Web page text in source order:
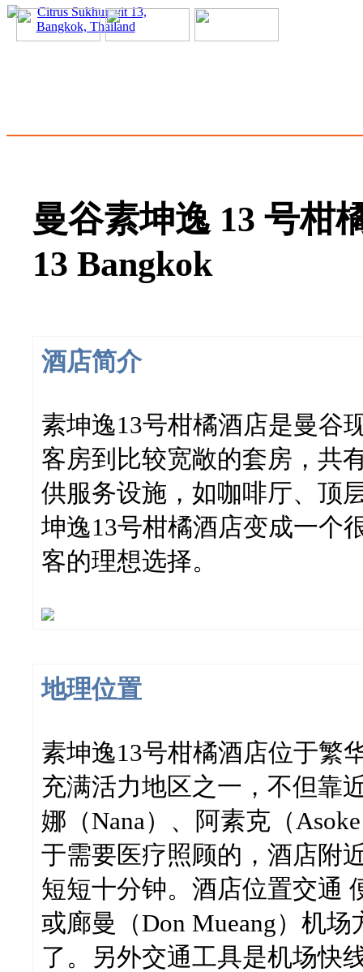
曼谷素坤逸 13 号柑
13 Bangkok
酒店简介
素坤逸13号柑橘酒店是曼谷
客房到比较宽敞的套房，共
供服务设施，如咖啡厅、顶
坤逸13号柑橘酒店变成一个
客的理想选择。
地理位置
素坤逸13号柑橘酒店位于繁
充满活力地区之一，不但靠
娜（Nana）、阿素克（
于需要医疗照顾的，酒店附
短短十分钟。酒店位置交通
或廊曼（Don Mueang）机
了。另外交通工具是机场快